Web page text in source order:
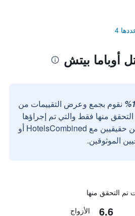
4
أوباما بيتش
نقوم بجمع وعرض التقييمات من
منها فقط والتي تم إجراؤها
بواسطة مستخدمين حقيقيين مع HotelsCombined أو
الموثوقين.
6.6 الأزواج